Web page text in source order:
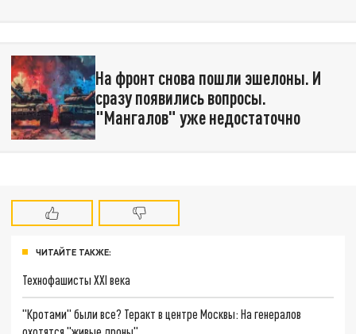
На фронт снова пошли эшелоны. И
сразу появились вопросы.
"Мангалов" уже недостаточно
ЧИТАЙТЕ ТАКЖЕ:
Технофашисты XXI века
"Кротами" были все? Теракт в центре Москвы: На генералов